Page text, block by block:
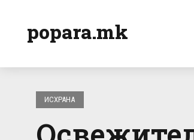
popara.mk
ИСХРАНА